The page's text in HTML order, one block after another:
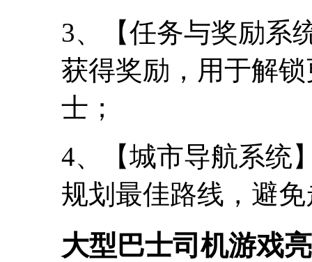
3、【任务与奖励系
获得奖励，用于解
士；
4、【城市导航系统
规划最佳路线，避
大型巴士司机游戏